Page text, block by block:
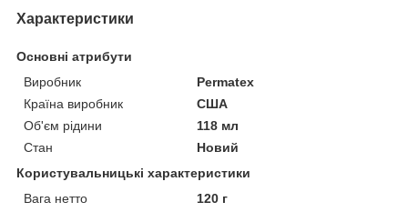
Характеристики
Основні атрибути
Виробник
Permatex
Країна виробник
США
Об'єм рідини
118 мл
Стан
Новий
Користувальницькі характеристики
Вага нетто
120 г